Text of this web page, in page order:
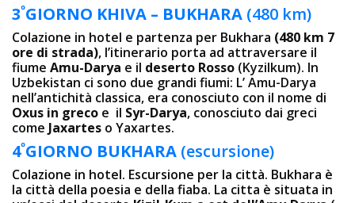
3ºGIORNO KHIVA – BUKHARA (480 km)
Colazione in hotel e partenza per Bukhara (480 km 7
ore di strada), l’itinerario porta ad attraversare il
fiume Amu-Darya e il deserto Rosso (Kyzilkum). In
Uzbekistan ci sono due grandi fiumi: L’ Amu-Darya
nell’antichità classica, era conosciuto con il nome di
Oxus in greco e il Syr-Darya, conosciuto dai greci
come Jaxartes o Yaxartes.
4ºGIORNO BUKHARA (escursione)
Colazione in hotel. Escursione per la città. Bukhara è
la città della poesia e della fiaba. La cittа è situata in